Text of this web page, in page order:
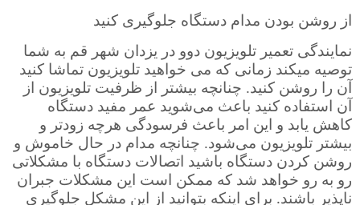
از روشن بودن مدام دستگاه جلوگیری کنید
نمایندگی تعمیر تلویزیون دوو در یزدان شهر قم به شما
توصیه میکند زمانی که می خواهید تلویزیون تماشا کنید
آن را روشن کنید. چنانچه بیشتر از ظرفیت تلویزیون از
آن استفاده کنید باعث می‌شوید عمر مفید دستگاه
کاهش یابد و این امر باعث فرسودگی هرچه زودتر و
بیشتر تلویزیون می‌شود. چنانچه مدام در حال خاموش و
روشن کردن دستگاه باشید اتصالات دستگاه با مشکلاتی
رو به رو خواهد شد که ممکن است این مشکلات جبران
ناپذیر باشند. برای اینکه بتوانید از این مشکل جلوگیری